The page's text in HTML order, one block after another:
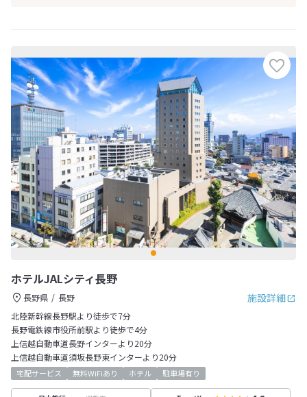
ホテルJALシティ長野
施設詳細
長野県
長野
北陸新幹線長野駅より徒歩で7分
長野電鉄線市役所前駅より徒歩で4分
上信越自動車道長野インターより20分
上信越自動車道須坂長野東インターより20分
宅配サービス 無料WiFiあり ホテル 駐車場有り